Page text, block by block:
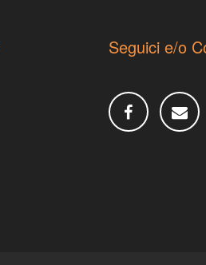
Seguici e/o